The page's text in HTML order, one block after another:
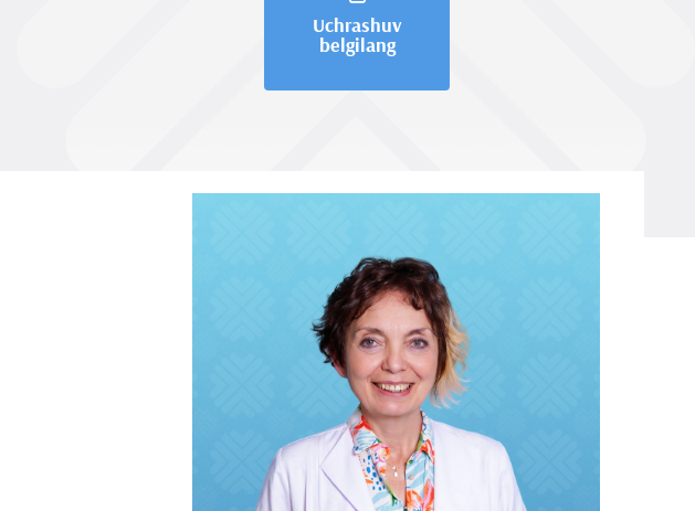
Uchrashuv
belgilang